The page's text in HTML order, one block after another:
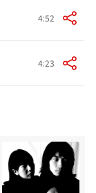
4:52
4:23